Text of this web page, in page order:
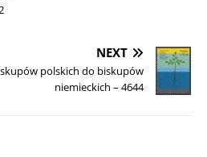
NEXT
polskich do biskupów
niemieckich – 4644